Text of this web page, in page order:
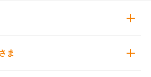
ま